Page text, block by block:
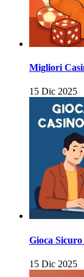
Migliori
15 Dic 2025
Gioca
15 Dic 2025